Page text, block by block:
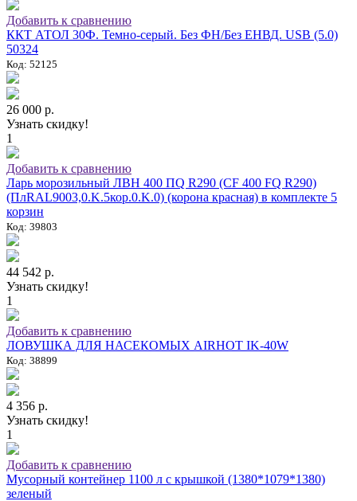
Добавить к сравнению
ККТ АТОЛ 30Ф. Темно-серый. Без ФН/Без ЕНВД. USB (5.0)
50324
Код: 52125
26 000 р.
Узнать скидку!
1
Добавить к сравнению
Ларь морозильный ЛВН 400 ПQ R290 (СF 400 FQ R290)
(ПлRAL9003,0.K.5кор.0.K.0) (корона красная) в комплекте 5
корзин
Код: 39803
44 542 р.
Узнать скидку!
1
Добавить к сравнению
ЛОВУШКА ДЛЯ НАСЕКОМЫХ AIRHOT IK-40W
Код: 38899
4 356 р.
Узнать скидку!
1
Добавить к сравнению
Мусорный контейнер 1100 л с крышкой (1380*1079*1380)
зеленый